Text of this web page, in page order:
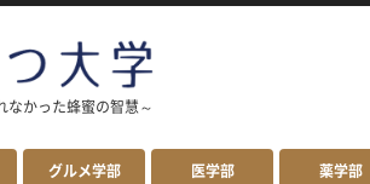
なかった蜂蜜の智慧～
グルメ学部 医学部 薬学部